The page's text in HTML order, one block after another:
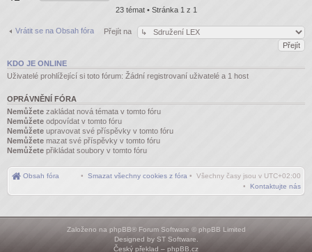
23 témat • Stránka 1 z 1
Vrátit se na Obsah fóra Přejít na
KDO JE ONLINE
Uživatelé prohlížející si toto fórum: Žádní registrovaní uživatelé a 1 host
OPRÁVNĚNÍ FÓRA
Nemůžete zakládat nová témata v tomto fóru
Nemůžete odpovídat v tomto fóru
Nemůžete upravovat své příspěvky v tomto fóru
Nemůžete mazat své příspěvky v tomto fóru
Nemůžete přikládat soubory v tomto fóru
Obsah fóra • Všechny časy jsou v UTC+02:00
• Smazat všechny cookies z fóra
• Kontaktujte nás
Založeno na phpBB® Forum Software © phpBB Limited
Designed by ST Software
Český překlad – phpBB.cz